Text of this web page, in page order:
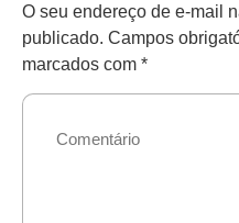
O seu endereço de e-mail
publicado. Campos
marcados com *